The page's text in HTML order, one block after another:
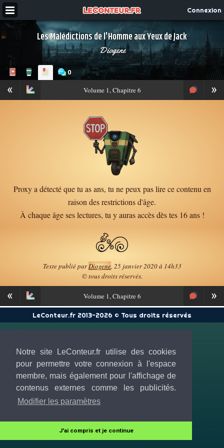
Notre site LeConteur.fr utilise des cookies
pour permettre votre connexion à l'espace
membre, mais également pour l'affichage de
contenus externes comme les publicités.
Modifier les paramètres
J'ai compris et je continue
Connexion
Les Malédictions de l'Homme aux Yeux de Jack
Diogene
0
« »
Volume1, Chapitre 6
Proxy a détecté que tu as ans, tu ne peux pas lire ce contenu en
raison des restrictions d'âge.
À chaque âge ses lectures, tu y auras accès dès tes 16 ans !
Texte publié parDiogene, 25 janvier 2020 à 14h33
© tous droits réservés.
« »
Volume1, Chapitre 6
LeConteur.fr 2013-2026 © Tous droits réservés